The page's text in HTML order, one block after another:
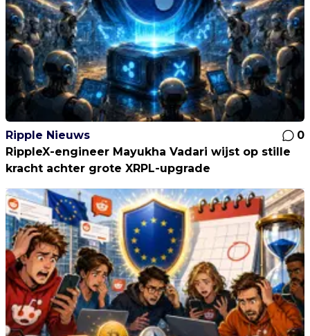
Ripple Nieuws
0
RippleX-engineer Mayukha Vadari wijst op stille
kracht achter grote XRPL-upgrade